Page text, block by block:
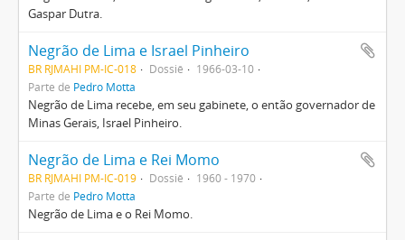
Gaspar Dutra.
Negrão de Lima e Israel Pinheiro
BR RJMAHI PM-IC-018 Dossiê
1966-03-10
Parte de Pedro Motta
Negrão de Lima recebe, em seu gabinete, o então governador de
Minas Gerais, Israel Pinheiro.
Negrão de Lima e Rei Momo
BR RJMAHI PM-IC-019 Dossiê
1960 - 1970
Parte de Pedro Motta
Negrão de Lima e o Rei Momo.